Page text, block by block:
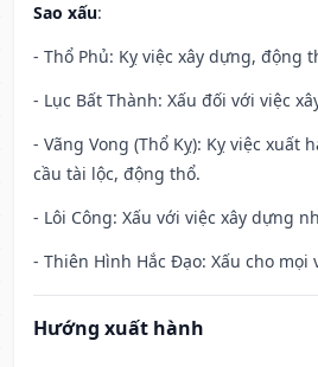
Sao xấu:
- Thổ Phủ: Kỵ việc xây dựng, động
- Lục Bất Thành: Xấu đối với việc
- Vãng Vong (Thổ Kỵ): Kỵ việc xuất
cầu tài lộc, động thổ.
- Lôi Công: Xấu với việc xây dựng
- Thiên Hình Hắc Đạo: Xấu cho mọi
Hướng xuất hành